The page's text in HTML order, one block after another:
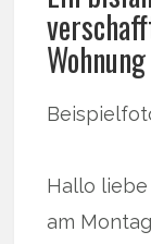
Hallo liebe
am